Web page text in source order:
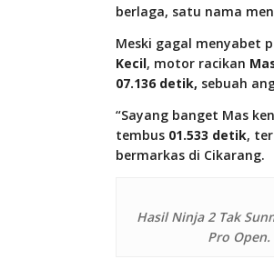
berlaga, satu nama
Meski gagal menyabet
Kecil, motor racikan
07.136 detik, sebuah
“Sayang banget Mas
tembus 01.533 detik,
bermarkas di Cikarang.
Hasil Ninja 2 Tak
Pro Open.